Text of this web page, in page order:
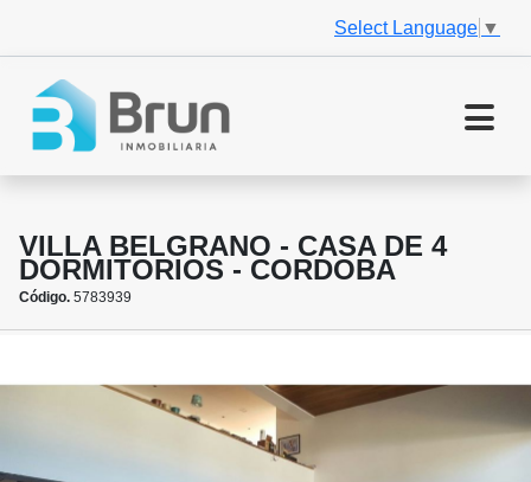
Select Language ▼
VILLA BELGRANO - CASA DE 4
DORMITORIOS - CORDOBA
Código. 5783939